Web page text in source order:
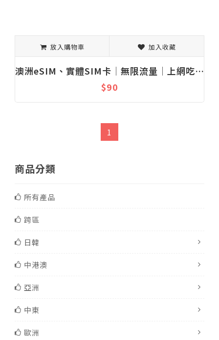
放入購物車 加入收藏
澳洲eSIM、實體SIM卡│無限流量│上網吃到飽│固定流量│1-30天
$90
1
商品分類
所有產品
跨區
日韓
中港澳
亞洲
中東
歐洲